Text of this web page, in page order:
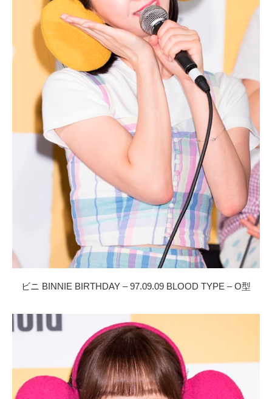
ビニ BINNIE BIRTHDAY – 97.09.09 BLOOD TYPE – O型